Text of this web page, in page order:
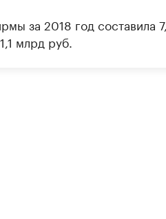
за 2018 год составила
млрд руб.